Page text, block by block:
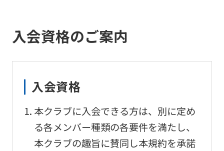
入会資格のご案内
入会資格
本クラブに入会できる方は、別に定め
る各メンバー種類の各要件を満たし、
本クラブの趣旨に賛同し本規約を承諾